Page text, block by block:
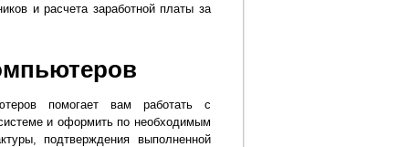
и расчета заработной платы за
помогает вам работать с
и оформить по необходимым
подтверждения выполненной